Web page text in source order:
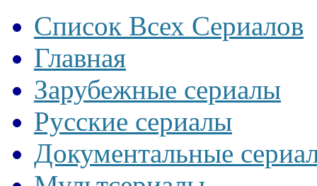
Список Всех Сериалов
Главная
Зарубежные сериалы
Русские сериалы
Документальные